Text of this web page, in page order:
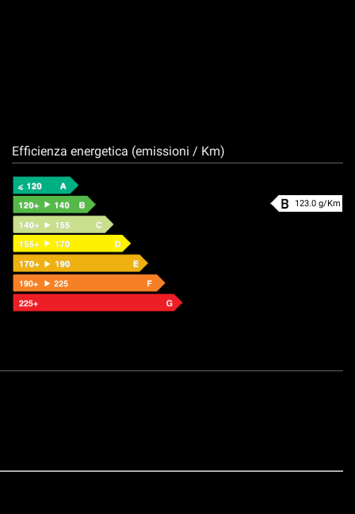
Efficienza energetica (emissioni / Km)
123.0 g/Km